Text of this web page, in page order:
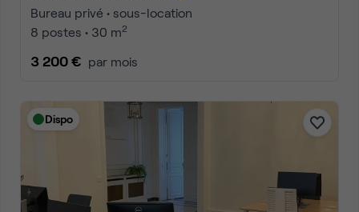
Bureau privé • sous-location
8 postes • 30 m2
3 200 € par mois
Dispo